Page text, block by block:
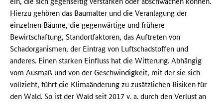
Hierzu gehören das Baumalter und die Veranlagung der
einzelnen Bäume, die gegenwärtige und frühere
Bewirtschaftung, Standortfaktoren, das Auftreten von
Schadorganismen, der Eintrag von Luftschadstoffen und
anderes. Einen starken Einfluss hat die Witterung. Abhängig
vom Ausmaß und von der Geschwindigkeit, mit der sie sich
vollzieht, führt die Klimaänderung zu zusätzlichen Risiken für
den Wald. So ist der Wald seit 2017 v. a. durch den Verlust an